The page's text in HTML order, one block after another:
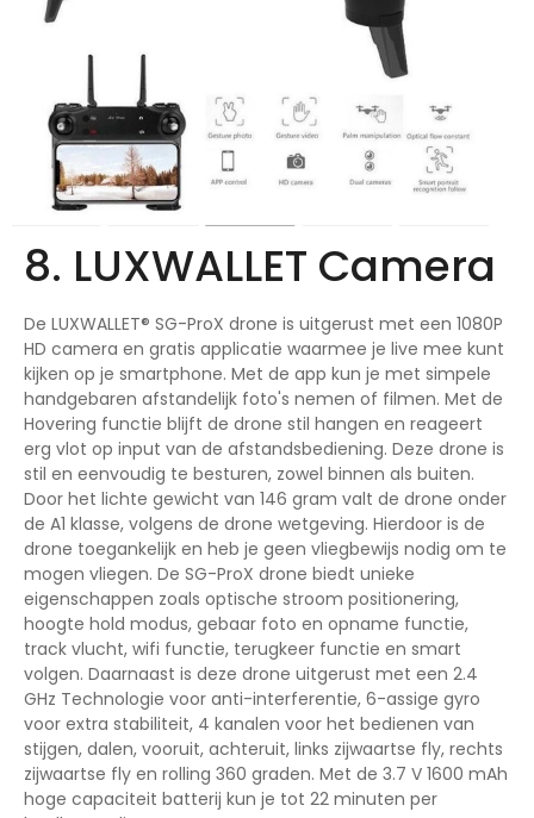
8. LUXWALLET Camera
De LUXWALLET® SG-ProX drone is uitgerust met een 1080P
HD camera en gratis applicatie waarmee je live mee kunt
kijken op je smartphone. Met de app kun je met simpele
handgebaren afstandelijk foto's nemen of filmen. Met de
Hovering functie blijft de drone stil hangen en reageert
erg vlot op input van de afstandsbediening. Deze drone is
stil en eenvoudig te besturen, zowel binnen als buiten.
Door het lichte gewicht van 146 gram valt de drone onder
de A1 klasse, volgens de drone wetgeving. Hierdoor is de
drone toegankelijk en heb je geen vliegbewijs nodig om te
mogen vliegen. De SG-ProX drone biedt unieke
eigenschappen zoals optische stroom positionering,
hoogte hold modus, gebaar foto en opname functie,
track vlucht, wifi functie, terugkeer functie en smart
volgen. Daarnaast is deze drone uitgerust met een 2.4
GHz Technologie voor anti-interferentie, 6-assige gyro
voor extra stabiliteit, 4 kanalen voor het bedienen van
stijgen, dalen, vooruit, achteruit, links zijwaartse fly, rechts
zijwaartse fly en rolling 360 graden. Met de 3.7 V 1600 mAh
hoge capaciteit batterij kun je tot 22 minuten per